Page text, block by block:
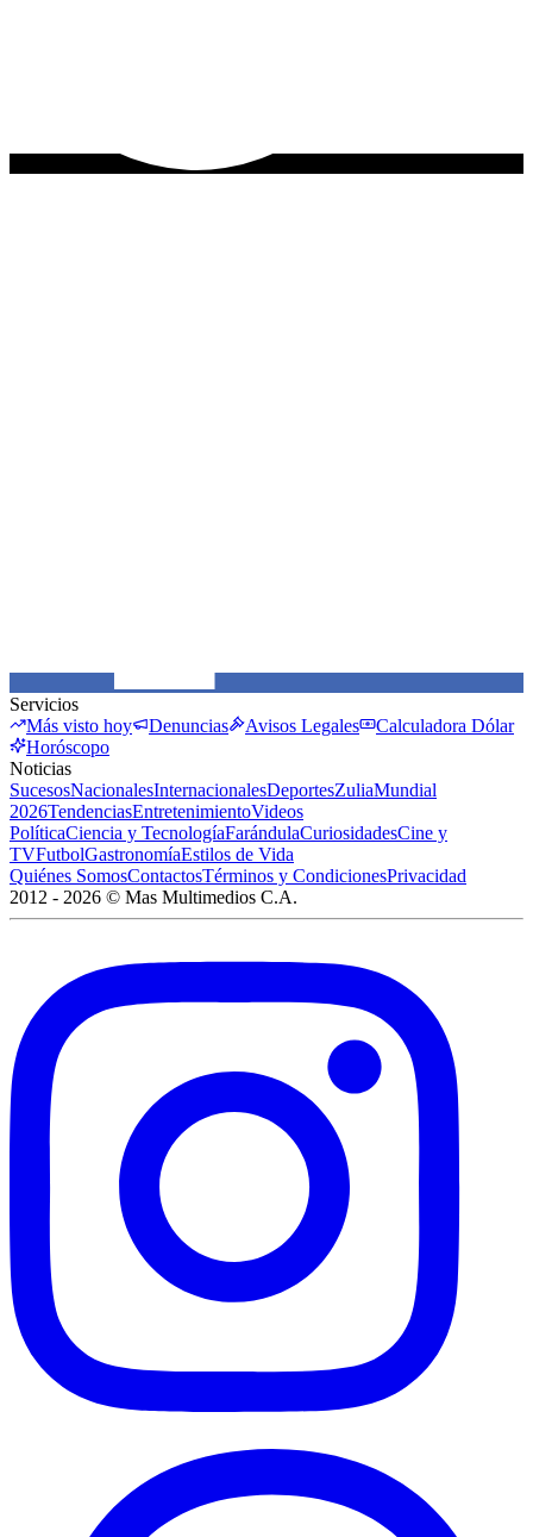
Servicios
Más visto hoy
Denuncias Avisos Legales
Calculadora Dólar
Horóscopo
Noticias
SucesosNacionalesInternacionalesDeportesZuliaMundial
2026TendenciasEntretenimientoVideos
PolíticaCiencia y TecnologíaFarándulaCuriosidadesCine y
TVFutbolGastronomíaEstilos de Vida
Quiénes SomosContactosTérminos y CondicionesPrivacidad
2012 - 2026 © Mas Multimedios C.A.